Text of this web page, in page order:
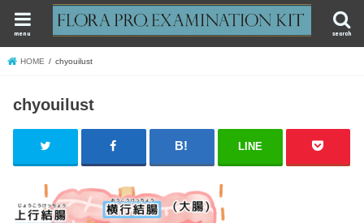
search
menu
HOME chyouilust
chyouilust
LINE